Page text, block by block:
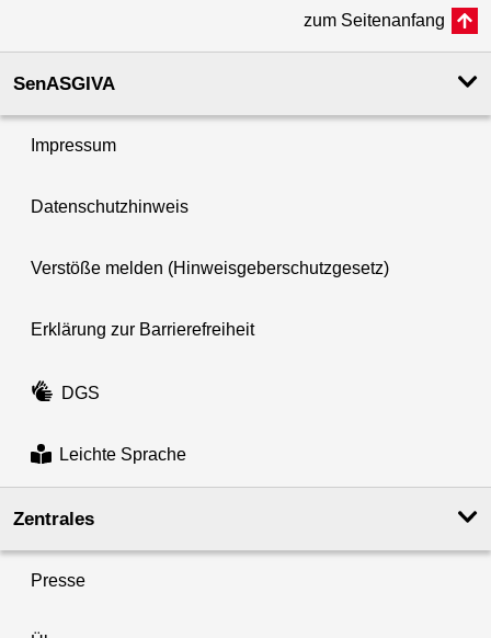
zum Seitenanfang
SenASGIVA
Impressum
Datenschutzhinweis
Verstöße melden (Hinweisgeberschutzgesetz)
Erklärung zur Barrierefreiheit
DGS
Leichte Sprache
Zentrales
Presse